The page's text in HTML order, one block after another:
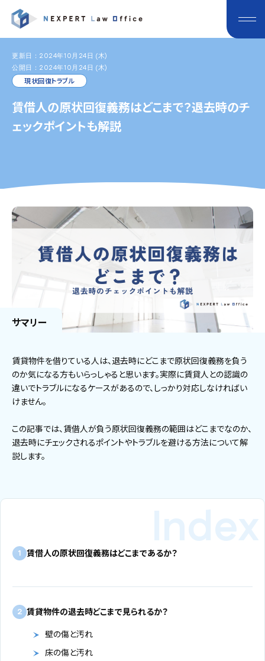
更新日：2024年10月24日 (木)
公開日：2024年10月24日 (木)
現状回復トラブル
賃借人の原状回復義務はどこまで？退去時のチ
ェックポイントも解説
サマリー
賃貸物件を借りている人は、退去時にどこまで原状回復義務を負う
のか気になる方もいらっしゃると思います。実際に賃貸人との認識の
違いでトラブルになるケースがあるので、しっかり対応しなければい
けません。
この記事では、賃借人が負う原状回復義務の範囲はどこまでなのか、
退去時にチェックされるポイントやトラブルを避ける方法について解
説します。
1 賃借人の原状回復義務はどこまであるか？
2 賃貸物件の退去時どこまで見られるか？
壁の傷と汚れ
床の傷と汚れ